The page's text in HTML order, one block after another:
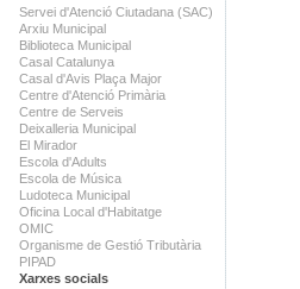
Servei d'Atenció Ciutadana (SAC)
Arxiu Municipal
Biblioteca Municipal
Casal Catalunya
Casal d'Avis Plaça Major
Centre d'Atenció Primària
Centre de Serveis
Deixalleria Municipal
El Mirador
Escola d'Adults
Escola de Música
Ludoteca Municipal
Oficina Local d'Habitatge
OMIC
Organisme de Gestió Tributària
PIPAD
Xarxes socials